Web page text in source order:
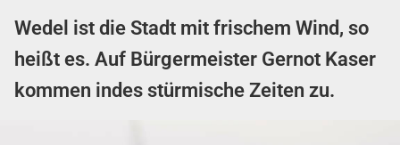
Wedel ist die Stadt mit frischem Wind, so
heißt es. Auf Bürgermeister Gernot Kaser
kommen indes stürmische Zeiten zu.